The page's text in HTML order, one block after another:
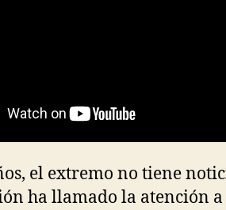
el extremo no tiene
ha llamado la atención